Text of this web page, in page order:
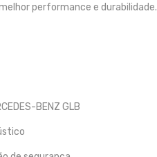
performance e durabilidade.
BENZ GLB